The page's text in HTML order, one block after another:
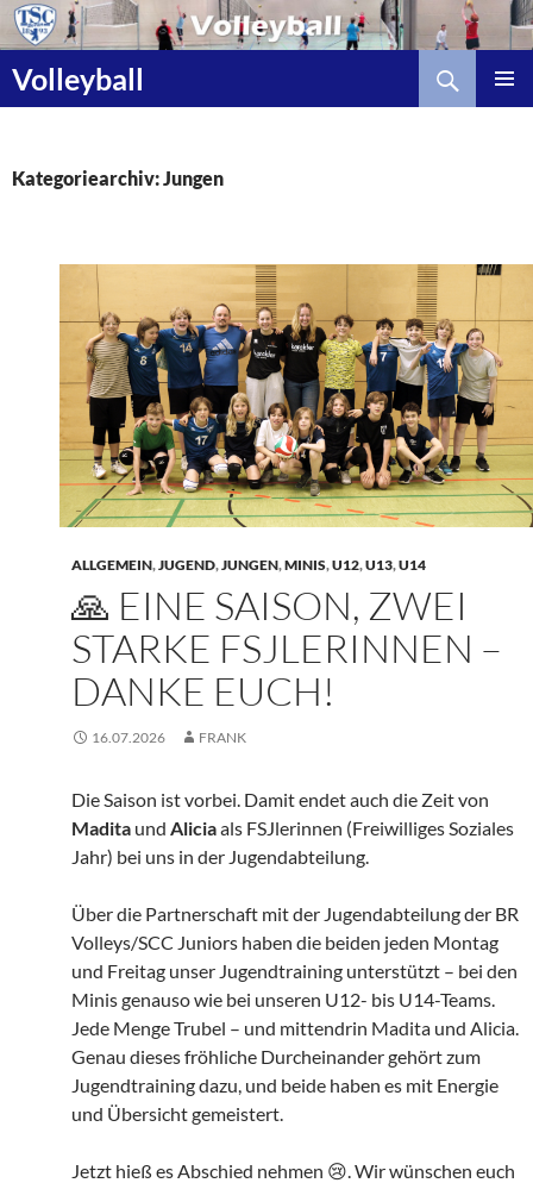
Zum
Inhalt
springen
Volleyball
Suchen
Kategoriearchiv: Jungen
ALLGEMEIN,JUGEND,JUNGEN,MINIS,U12,U13,U14
🙏 EINE SAISON, ZWEI
STARKE FSJLERINNEN –
DANKE EUCH!
16.07.2026 FRANK
Die Saison ist vorbei. Damit endet auch die Zeit von
Madita und Aliciaals FSJlerinnen (Freiwilliges Soziales
Jahr) bei uns in der Jugendabteilung.
Über die Partnerschaft mit der Jugendabteilung der BR
Volleys/SCC Juniors haben die beiden jeden Montag
und Freitag unser Jugendtraining unterstützt – bei den
Minis genauso wie bei unseren U12- bis U14-Teams.
Jede Menge Trubel – und mittendrin Madita und Alicia.
Genau dieses fröhliche Durcheinander gehört zum
Jugendtraining dazu, und beide haben es mit Energie
und Übersicht gemeistert.
Jetzt hieß es Abschied nehmen 😢. Wir wünschen euch